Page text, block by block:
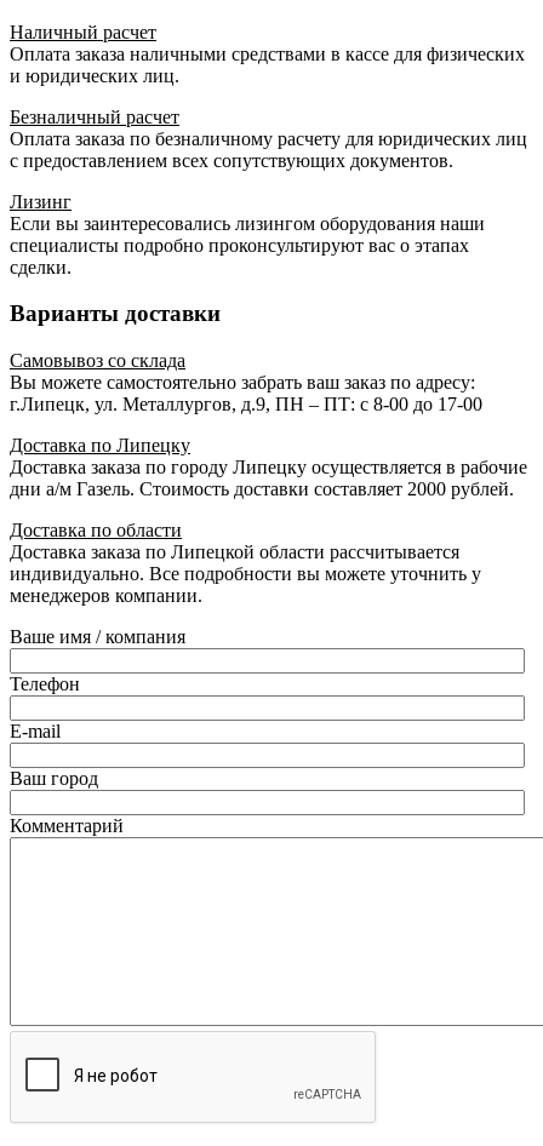
Наличный расчет
Оплата заказа наличными средствами в кассе для физических
и юридических лиц.
Безналичный расчет
Оплата заказа по безналичному расчету для юридических лиц
с предоставлением всех сопутствующих документов.
Лизинг
Если вы заинтересовались лизингом оборудования наши
специалисты подробно проконсультируют вас о этапах
сделки.
Варианты доставки
Самовывоз со склада
Вы можете самостоятельно забрать ваш заказ по адресу:
г.Липецк, ул. Металлургов, д.9, ПН – ПТ: с 8-00 до 17-00
Доставка по Липецку
Доставка заказа по городу Липецку осуществляется в рабочие
дни а/м Газель. Стоимость доставки составляет 2000 рублей.
Доставка по области
Доставка заказа по Липецкой области рассчитывается
индивидуально. Все подробности вы можете уточнить у
менеджеров компании.
Ваше имя / компания
Телефон
E-mail
Ваш город
Комментарий